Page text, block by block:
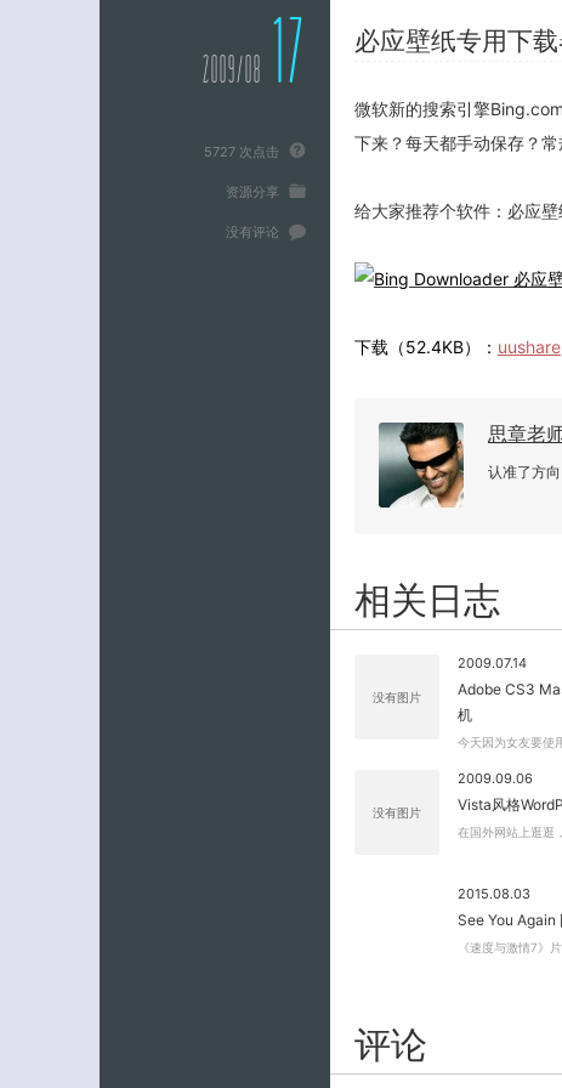
必应壁纸专用下
2009/08 17
5727 次点击
资源分享
没有评论
微软新的搜索引擎
下来？每天都手动保存？
给大家推荐个软件：必应
下载（52.4KB）： uushare
思章老
认准了方
相关日志
没有图片
2009.07.14
Adobe CS3
机
今天因为女友要使
没有图片
2009.09.06
Vista风格
在国外网站上逛逛
2015.08.03
See You Again
《速度与激情7》
评论